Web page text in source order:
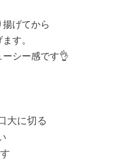
げてから
す。
シー感です👌
大に切る